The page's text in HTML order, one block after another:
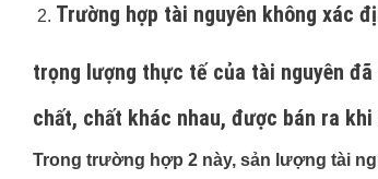
Trường hợp tài nguyên không xác
trọng lượng thực tế của tài nguyên
chất, chất khác nhau, được bán ra
Trong trường hợp 2 này, sản lượng tài